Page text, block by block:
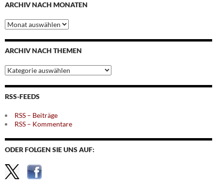
ARCHIV NACH MONATEN
Archiv
nach
Monaten
ARCHIV NACH THEMEN
Archiv
nach
Themen
RSS-FEEDS
RSS – Beiträge
RSS – Kommentare
ODER FOLGEN SIE UNS AUF: